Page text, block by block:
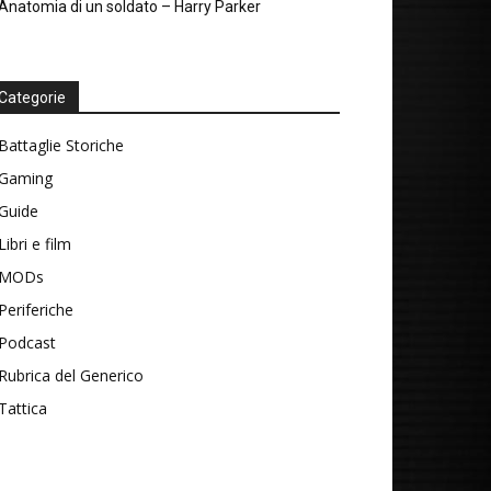
di un soldato – Harry Parker
Storiche
e film
del Generico